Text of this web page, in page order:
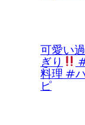
可愛い
ぎり
料理 #
ピ